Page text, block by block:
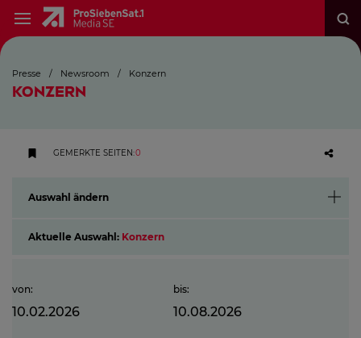
Presse / Newsroom / Konzern
KONZERN
GEMERKTE SEITEN:0
Aktuelle Auswahl: Konzern
Auswahl ändern
von:
10.02.2026
bis:
10.08.2026